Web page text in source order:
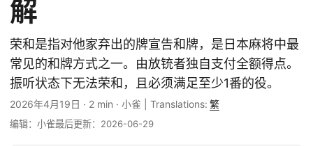
解
荣和是指对他家弃出的牌宣告和牌，是日本麻将中最
常见的和牌方式之一。由放铳者独自支付全额得点。
振听状态下无法荣和，且必须满足至少1番的役。
2026年4月19日 · 2 min · 小雀 Translations: 繁
编辑：小雀最后更新：2026-06-29